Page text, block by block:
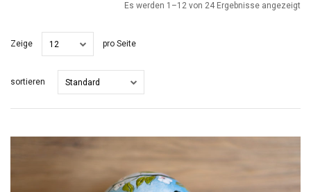
Es werden 1–12 von 24 Ergebnisse angezeigt
Zeige 12 pro Seite
sortieren Standard